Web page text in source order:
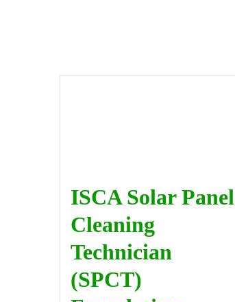
ISCA Solar Panel
Cleaning
Technician
(SPCT)